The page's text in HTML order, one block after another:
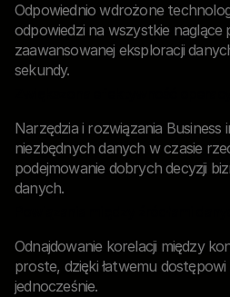
Odpowiednio wdrożone
odpowiedzi na wszystkie naglące
zaawansowanej eksploracji
sekundy.
Narzędzia i rozwiązania Business
niezbędnych danych w czasie
podejmowanie dobrych decyzji
danych.
Odnajdowanie korelacji między
proste, dzięki łatwemu
jednocześnie.